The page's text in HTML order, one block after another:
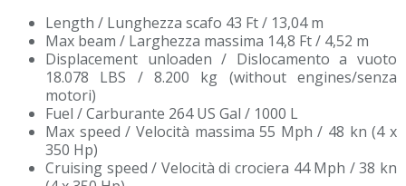
Length / Lunghezza scafo 43 Ft / 13,04 m
Max beam / Larghezza massima 14,8 Ft / 4,52 m
Displacement unloaden / Dislocamento a vuoto
18.078 LBS / 8.200 kg (without engines/senza
motori)
Fuel / Carburante 264 US Gal / 1000 L
Max speed / Velocità massima 55 Mph / 48 kn (4 x
350 Hp)
Cruising speed / Velocità di crociera 44 Mph / 38 kn